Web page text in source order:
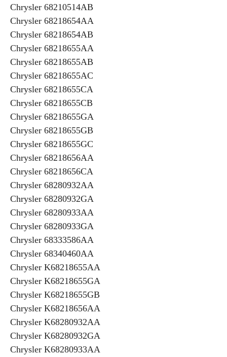
Chrysler 68210514AB
Chrysler 68218654AA
Chrysler 68218654AB
Chrysler 68218655AA
Chrysler 68218655AB
Chrysler 68218655AC
Chrysler 68218655CA
Chrysler 68218655CB
Chrysler 68218655GA
Chrysler 68218655GB
Chrysler 68218655GC
Chrysler 68218656AA
Chrysler 68218656CA
Chrysler 68280932AA
Chrysler 68280932GA
Chrysler 68280933AA
Chrysler 68280933GA
Chrysler 68333586AA
Chrysler 68340460AA
Chrysler K68218655AA
Chrysler K68218655GA
Chrysler K68218655GB
Chrysler K68218656AA
Chrysler K68280932AA
Chrysler K68280932GA
Chrysler K68280933AA